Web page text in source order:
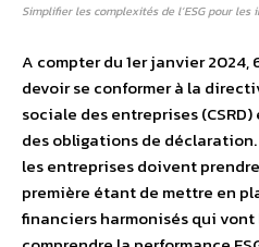
Simplifier les complexités de l’ESG pour les
A compter du 1er janvier
devoir se conformer à la
sociale des entreprises
des obligations de
les entreprises doivent
première étant de mettre en
financiers harmonisés qui